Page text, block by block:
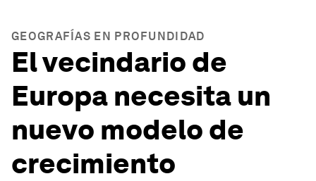
GEOGRAFÍAS EN PROFUNDIDAD
El vecindario de
Europa necesita un
nuevo modelo de
crecimiento